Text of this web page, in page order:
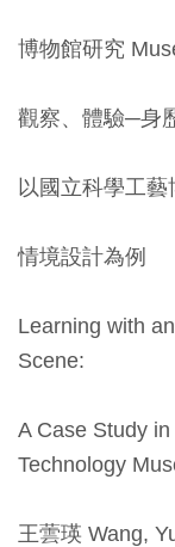
博物館研究
觀察、體驗─身
以國立科學工藝
情境設計為例
Learning with
Scene:
A Case Study
Technology
王蕓瑛 Wang,